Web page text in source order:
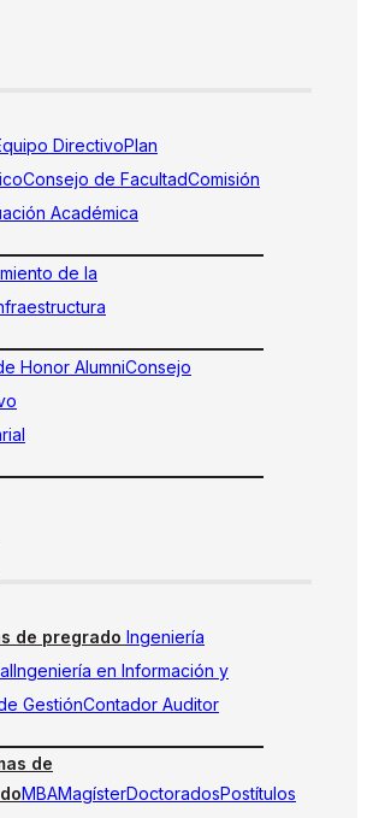
DirectivoPlan
Consejo de FacultadComisión
Académica
de la
Honor AlumniConsejo
de pregrado Ingeniería
Ingeniería en Información y
GestiónContador Auditor
de
MBAMagísterDoctoradosPostítulos